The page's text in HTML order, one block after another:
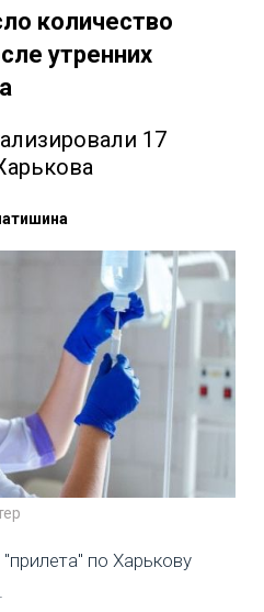
количество
утренних
17
"прилета" по Харькову